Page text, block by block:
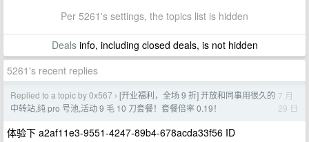
Per 5261's settings, the topics list is hidden
Dealsinfo, including closed deals, is not hidden
5261's recent replies
Replied to a topic by 0x567 › [开业福利，全场 9 折] 开放和同事用很久的
中转站,纯 pro 号池,活动 9 毛 10 刀套餐！套餐倍率 0.19！
7 月
29 日
体验下 a2af11e3-9551-4247-89b4-678acda33f56 ID